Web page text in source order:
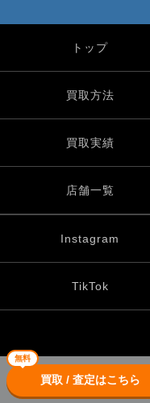
無料
買取 / 査定はこちら
トップ
買取方法
買取実績
店舗一覧
Instagram
TikTok